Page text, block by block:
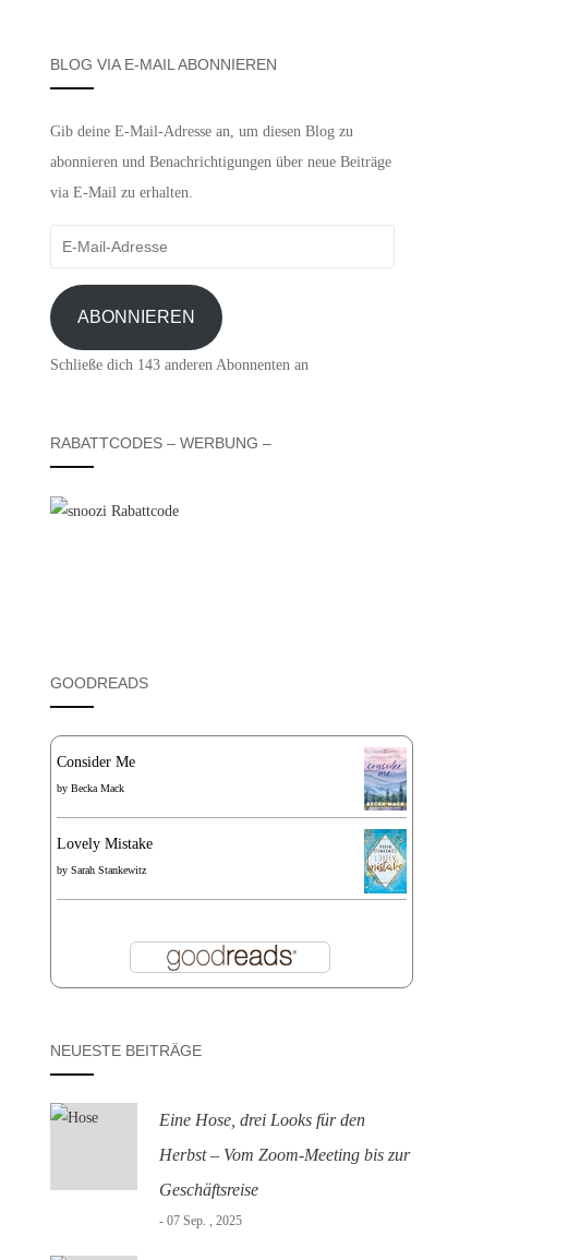
BLOG VIA E-MAIL ABONNIEREN
Gib deine E-Mail-Adresse an, um diesen Blog zu
abonnieren und Benachrichtigungen über neue Beiträge
via E-Mail zu erhalten.
E-
Adresse
ABONNIEREN
Schließe dich 143 anderen Abonnenten an
RABATTCODES – WERBUNG –
GOODREADS
Consider Me
by Becka Mack
Lovely Mistake
by Sarah Stankewitz
NEUESTE BEITRÄGE
Eine Hose, drei Looks für den
Herbst – Vom Zoom-Meeting bis zur
Geschäftsreise
- 07 Sep. , 2025